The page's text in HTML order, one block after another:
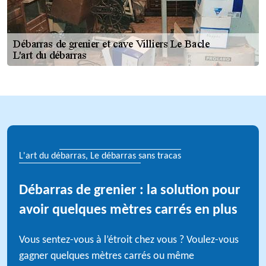
L'art du débarras, Le débarras sans tracas
Débarras de grenier : la solution pour
avoir quelques mètres carrés en plus
Vous sentez-vous à l’étroit chez vous ? Voulez-vous
gagner quelques mètres carrés ou même